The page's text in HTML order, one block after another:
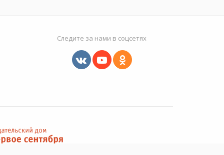
Следите за нами в соцсетях